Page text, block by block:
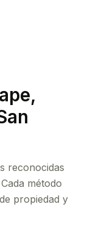
reconocidas
método
propiedad y